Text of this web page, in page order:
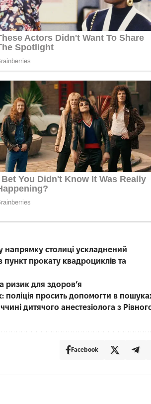
столиці ускладнений
прокату квадроциклів та
ризик для здоров’я
поліція просить допомогти в
дитячого анестезіолога з
Facebook